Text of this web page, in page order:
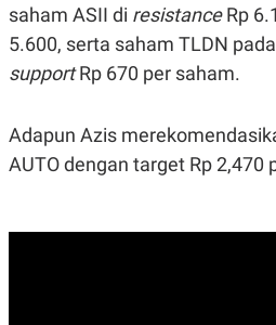
saham ASII di resistanceRp
5.600, serta saham TLDN pada
supportRp 670 per saham.
Adapun Azis
AUTO dengan target Rp 2,470